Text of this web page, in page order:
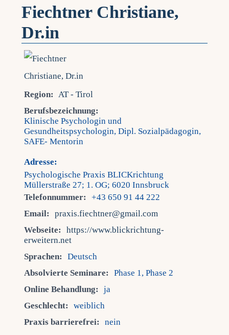
Fiechtner Christiane,
Dr.in
Region: AT - Tirol
Berufsbezeichnung:
Klinische Psychologin und
Gesundheitspsychologin, Dipl. Sozialpädagogin,
SAFE- Mentorin
Adresse:
Psychologische Praxis BLICKrichtung
Müllerstraße 27; 1. OG; 6020 Innsbruck
Telefonnummer:
+43 650 91 44 222
Email:
praxis.fiechtner@gmail.com
Webseite:
https://www.blickrichtung-
erweitern.net
Sprachen:
Deutsch
Absolvierte Seminare:
Phase 1, Phase 2
Online Behandlung:
ja
Geschlecht:
weiblich
Praxis barrierefrei:
nein